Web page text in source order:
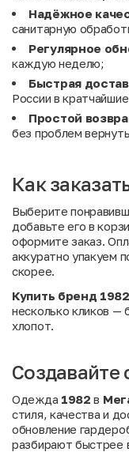
Надёжное
санитарную
Регулярное
каждую неделю;
Быстрая
России в
Простой
без проблем
Как
Выберите
добавьте его в
оформите заказ.
аккуратно упакуем
скорее.
Купить бренд 1982
несколько кликов —
хлопот.
Создавайте
Одежда 1982 в
стиля, качества и
обновление
разбирают быстрее